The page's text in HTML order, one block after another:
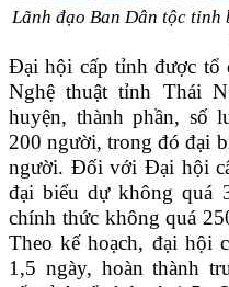
Lãnh đạo Ban Dân tộc tỉnh
Đại hội cấp tỉnh được tổ
Nghệ thuật tỉnh Thái
huyện, thành phần, số
200 người, trong đó đại
người. Đối với Đại hội
đại biểu dự không quá
chính thức không quá
Theokế hoạch, đại hội
1,5 ngày, hoàn thành